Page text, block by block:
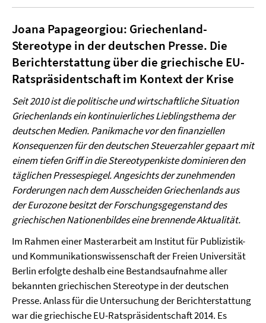
Joana Papageorgiou: Griechenland-
Stereotype in der deutschen Presse. Die
Berichterstattung über die griechische EU-
Ratspräsidentschaft im Kontext der Krise
Seit 2010 ist die politische und wirtschaftliche Situation
Griechenlands ein kontinuierliches Lieblingsthema der
deutschen Medien. Panikmache vor den finanziellen
Konsequenzen für den deutschen Steuerzahler gepaart mit
einem tiefen Griff in die Stereotypenkiste dominieren den
täglichen Pressespiegel. Angesichts der zunehmenden
Forderungen nach dem Ausscheiden Griechenlands aus
der Eurozone besitzt der Forschungsgegenstand des
griechischen Nationenbildes eine brennende Aktualität.
Im Rahmen einer Masterarbeit am Institut für Publizistik-
und Kommunikationswissenschaft der Freien Universität
Berlin erfolgte deshalb eine Bestandsaufnahme aller
bekannten griechischen Stereotype in der deutschen
Presse. Anlass für die Untersuchung der Berichterstattung
war die griechische EU-Ratspräsidentschaft 2014. Es